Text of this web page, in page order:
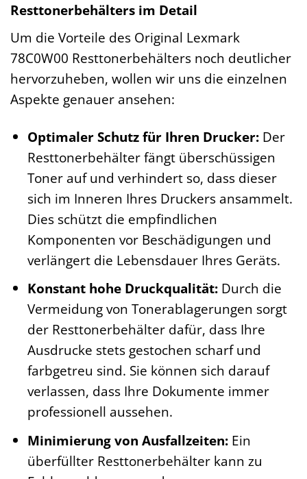
Resttonerbehälters im Detail
Um die Vorteile des Original Lexmark
78C0W00 Resttonerbehälters noch deutlicher
hervorzuheben, wollen wir uns die einzelnen
Aspekte genauer ansehen:
Optimaler Schutz für Ihren Drucker:Der
Resttonerbehälter fängt überschüssigen
Toner auf und verhindert so, dass dieser
sich im Inneren Ihres Druckers ansammelt.
Dies schützt die empfindlichen
Komponenten vor Beschädigungen und
verlängert die Lebensdauer Ihres Geräts.
Konstant hohe Druckqualität:Durch die
Vermeidung von Tonerablagerungen sorgt
der Resttonerbehälter dafür, dass Ihre
Ausdrucke stets gestochen scharf und
farbgetreu sind. Sie können sich darauf
verlassen, dass Ihre Dokumente immer
professionell aussehen.
Minimierung von Ausfallzeiten:Ein
überfüllter Resttonerbehälter kann zu